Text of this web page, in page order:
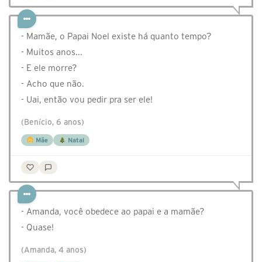
- Mamãe, o Papai Noel existe há quanto tempo?
- Muitos anos...
- E ele morre?
- Acho que não.
- Uai, então vou pedir pra ser ele!
(Benício, 6 anos)
Mãe Natal
- Amanda, você obedece ao papai e a mamãe?
- Quase!
(Amanda, 4 anos)